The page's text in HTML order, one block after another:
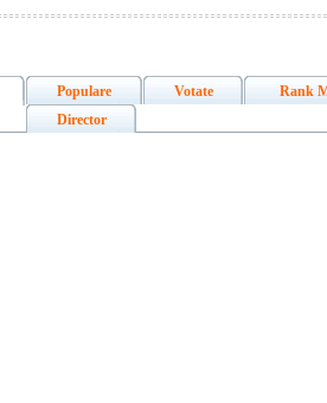
Populare Votate
Rank
Director